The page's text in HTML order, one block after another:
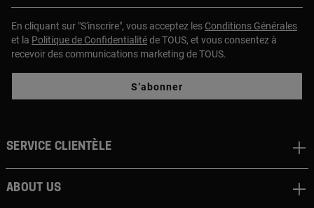
En cliquant sur "S'inscrire", vous acceptez les Conditions Générales
et la Politique de Confidentialitéde TOUS, et vous consentez à
recevoir des communications marketing de TOUS.
S’abonner
Service clientèle
About us